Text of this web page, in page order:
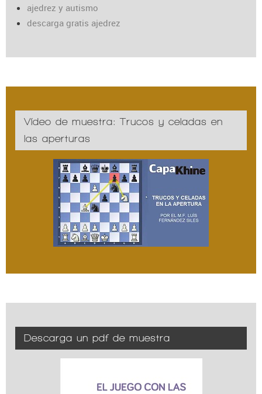
ajedrez y autismo
descarga gratis ajedrez
Vídeo de muestra: Trucos y celadas en
las aperturas
Descarga un pdf de muestra